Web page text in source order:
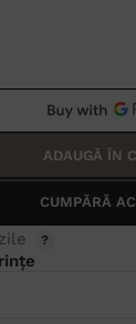
ADAUGĂ ÎN
CUMPĂRĂ